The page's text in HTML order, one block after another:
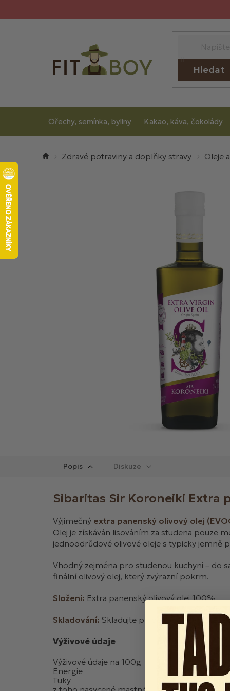
Hledat
Ořechy, semínka, byliny Kakao, káva, čokolády
Domů Zdravé potraviny a doplňky stravy Oleje
Popis Diskuze
Sibaritas Sir Koroneiki Extra
Výjimečný extra panenský olivový olej
Olej je získáván lisováním za studena pouze
jednoodrůdové olivové oleje s typicky jemně
Vhodný zejména pro studenou kuchyni – do
finální olivový olej, který zvýrazní pokrm.
Složení: Extra panenský olivový olej 100%
Skladování: Skladujte při pokojové teplotě,
Výživové údaje
Výživové údaje na 100g
Energie
3700kJ/900kcal
Tuky
100g